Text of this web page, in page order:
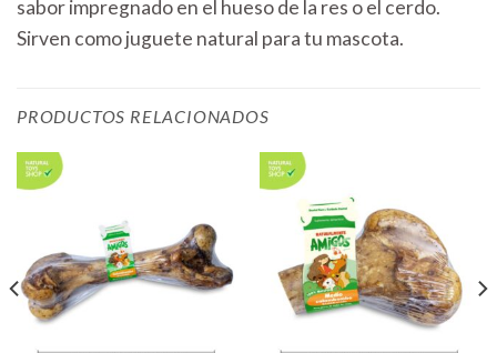
sabor impregnado en el hueso de la res o el cerdo.
Sirven como juguete natural para tu mascota.
PRODUCTOS RELACIONADOS